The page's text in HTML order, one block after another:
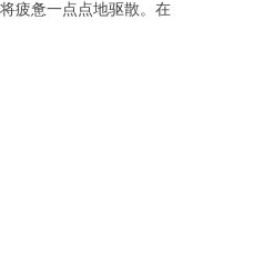
疲惫一点点地驱散。在